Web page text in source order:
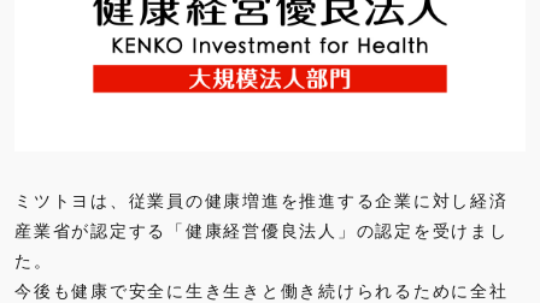
ミツトヨは、従業員の健康増進を推進する企業に対し経済
産業省が認定する「健康経営優良法人」の認定を受けまし
た。
今後も健康で安全に生き生きと働き続けられるために全社